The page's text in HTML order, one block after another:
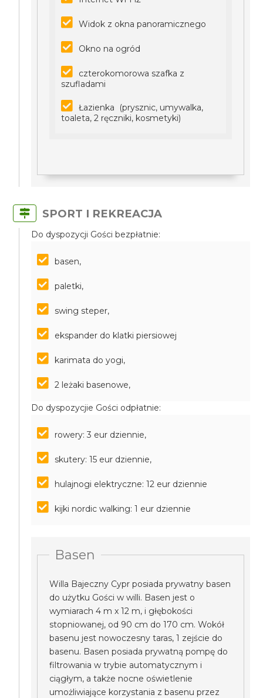
Widok z okna panoramicznego
Okno na ogród
czterokomorowa szafka z
szufladami
Łazienka (prysznic, umywalka,
toaleta, 2 ręczniki, kosmetyki)
SPORT I REKREACJA
Do dyspozycji Gości bezpłatnie:
basen,
paletki,
swing steper,
ekspander do klatki piersiowej
karimata do yogi,
2 leżaki basenowe,
Do dyspozycjie Gości odpłatnie:
rowery: 3 eur dziennie,
skutery: 15 eur dziennie,
hulajnogi elektryczne: 12 eur dziennie
kijki nordic walking: 1 eur dziennie
Basen
Willa Bajeczny Cypr posiada prywatny basen
do użytku Gości w willi. Basen jest o
wymiarach 4 m x 12 m, i głębokości
stopniowanej, od 90 cm do 170 cm. Wokół
basenu jest nowoczesny taras, 1 zejście do
basenu. Basen posiada prywatną pompę do
filtrowania w trybie automatycznym i
ciągłym, a także nocne oświetlenie
umożliwiające korzystania z basenu przez